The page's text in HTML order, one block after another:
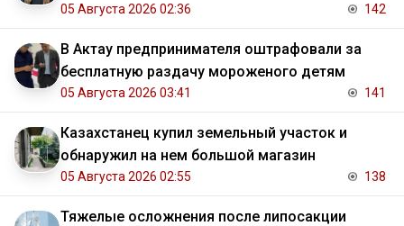
05 Августа 2026 02:36 142
В Актау предпринимателя оштрафовали за
бесплатную раздачу мороженого детям
05 Августа 2026 03:41 141
Казахстанец купил земельный участок и
обнаружил на нем большой магазин
05 Августа 2026 02:55 138
Тяжелые осложнения после липосакции